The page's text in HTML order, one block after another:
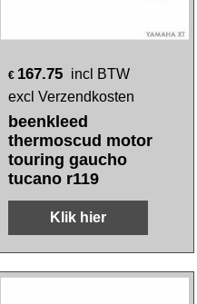
€ 167.75 incl BTW
excl Verzendkosten
beenkleed
thermoscud motor
touring gaucho
tucano r119
Klik hier